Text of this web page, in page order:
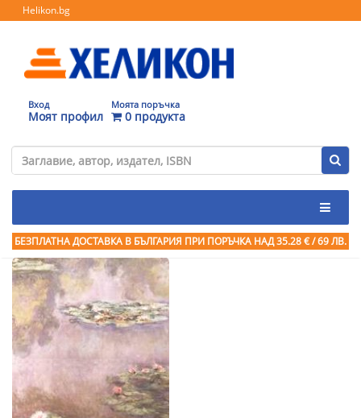
Helikon.bg
Вход
Моят профил
Моята поръчка
0 продукта
БЕЗПЛАТНА ДОСТАВКА В БЪЛГАРИЯ ПРИ ПОРЪЧКА НАД 35.28 € / 69 ЛВ.